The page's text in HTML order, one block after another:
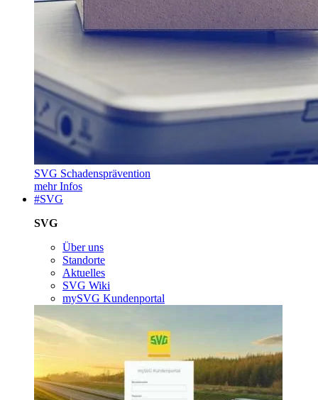
SVG Schadensprävention
mehr Infos
#SVG
SVG
Über uns
Standorte
Aktuelles
SVG Wiki
mySVG Kundenportal